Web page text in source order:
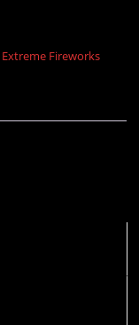
Extreme Fireworks